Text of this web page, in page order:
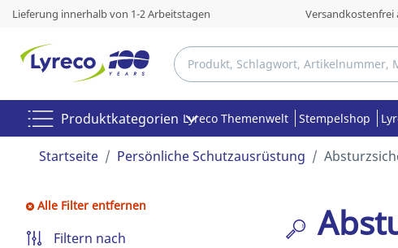
Lieferung innerhalb von 1-2 Arbeitstagen Versandkostenfrei
Produktkategorien Lyreco Themenwelt Stempelshop
Startseite Persönliche Schutzausrüstung
Alle Filter entfernen
Filtern nach